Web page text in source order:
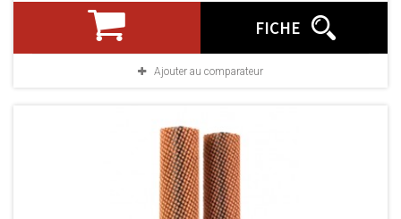
FICHE
Ajouter au comparateur